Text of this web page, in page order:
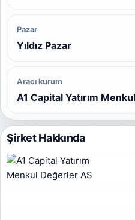
Pazar
Yıldız Pazar
Aracı kurum
A1 Capital Yatırım
Şirket Hakkında